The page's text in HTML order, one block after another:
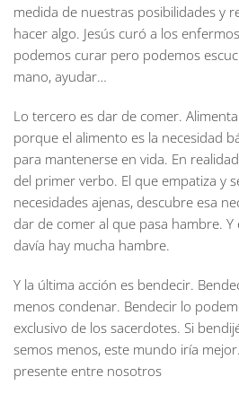
medida de nuestras posibilidades y
hacer algo. Jesús curó a los
podemos curar pero podemos
mano, ayudar…
Lo tercero es dar de comer.
porque el alimento es la necesidad
para mantenerse en vida. En
del primer verbo. El que empatiza y
necesidades ajenas, descubre esa
dar de comer al que pasa hambre.
davía hay mucha hambre.
Y la última acción es bendecir.
menos condenar. Bendecir lo
exclusivo de los sacerdotes. Si
semos menos, este mundo iría
presente entre nosotros